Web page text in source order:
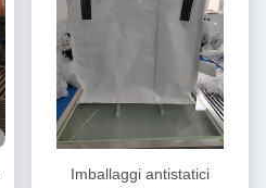
Imballaggi antistatici